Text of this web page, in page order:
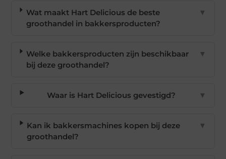
Wat maakt Hart Delicious de beste
groothandel in bakkersproducten?
▼
Welke bakkersproducten zijn beschikbaar
bij deze groothandel?
▼
Waar is Hart Delicious gevestigd? ▼
Kan ik bakkersmachines kopen bij deze
groothandel?
▼